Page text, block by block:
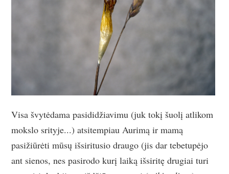
Visa švytėdama pasididžiavimu (juk tokį šuolį atlikom
mokslo srityje...) atsitempiau Aurimą ir mamą
pasižiūrėti mūsų išsiritusio draugo (jis dar tebetupėjo
ant sienos, nes pasirodo kurį laiką išsiritę drugiai turi